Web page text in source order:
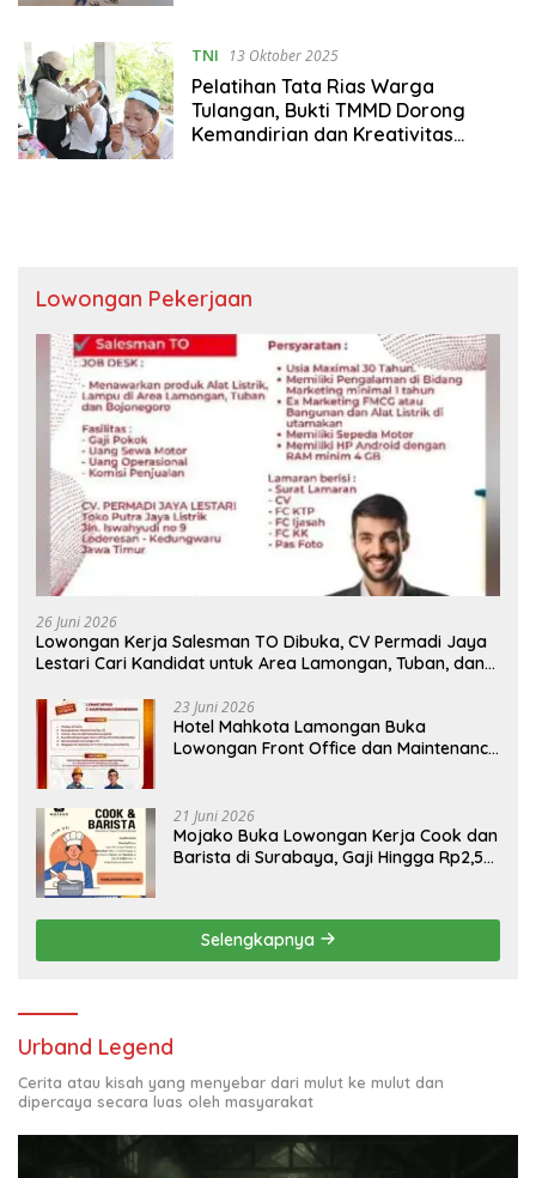
TNI 13 Oktober 2025
Pelatihan Tata Rias Warga
Tulangan, Bukti TMMD Dorong
Kemandirian dan Kreativitas
Lowongan Pekerjaan
26 Juni 2026
Lowongan Kerja Salesman TO Dibuka, CV Permadi Jaya
Lestari Cari Kandidat untuk Area Lamongan, Tuban, dan
23 Juni 2026
Hotel Mahkota Lamongan Buka
Lowongan Front Office dan Maintenance
21 Juni 2026
Mojako Buka Lowongan Kerja Cook dan
Barista di Surabaya, Gaji Hingga Rp2,5
Selengkapnya
Urband Legend
Cerita atau kisah yang menyebar dari mulut ke mulut dan
dipercaya secara luas oleh masyarakat